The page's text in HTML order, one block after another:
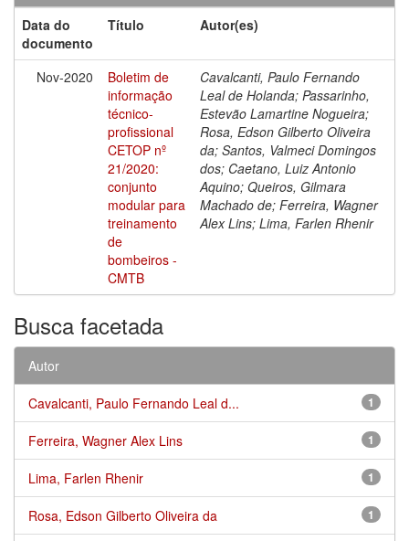
Data do
documento
Título Autor(es)
Nov-2020
Boletim de
informação
técnico-
profissional
CETOP nº
21/2020:
conjunto
modular para
treinamento
de
bombeiros -
CMTB
Cavalcanti, Paulo Fernando
Leal de Holanda; Passarinho,
Estevão Lamartine Nogueira;
Rosa, Edson Gilberto Oliveira
da; Santos, Valmeci Domingos
dos; Caetano, Luiz Antonio
Aquino; Queiros, Gilmara
Machado de; Ferreira, Wagner
Alex Lins; Lima, Farlen Rhenir
Busca facetada
Autor
1
Cavalcanti, Paulo Fernando Leal d...
1
Ferreira, Wagner Alex Lins
1
Lima, Farlen Rhenir
1
Rosa, Edson Gilberto Oliveira da